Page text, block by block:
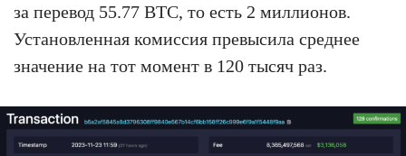
за перевод 55.77 BTC, то есть 2 миллионов.
Установленная комиссия превысила среднее
значение на тот момент в 120 тысяч раз.